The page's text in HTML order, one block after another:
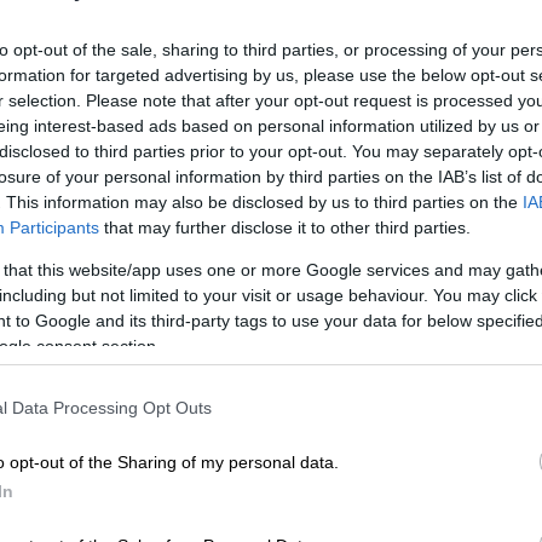
opt-out of the sale, sharing to third parties, or processing of your
for targeted advertising by us, please use the below opt-out
selection. Please note that after your opt-out request is processed
interest-based ads based on personal information utilized by us
to third parties prior to your opt-out. You may separately
of your personal information by third parties on the IAB’s list of
This information may also be disclosed by us to third parties on the
Participants that may further disclose it to other third parties.
that this website/app uses one or more Google services and may
but not limited to your visit or usage behaviour. You may
to Google and its third-party tags to use your data for below
consent section.
Data Processing Opt Outs
opt-out of the Sharing of my personal data.
του Snik, Μάρτα Αχαρονιάν,
πως βρίσκεται σε κίνδυνο. Αμέσως,
προάστια, όπου οι αστυνομικοί
πάθει κρίση πανικού, έπεσε και
να την ηρεμήσει.
media, θέλησε να δώσει πληροφορίες
μικρό πράγμα, έχει γίνει τεράστιο. Είμαι
καλά. Ό,τι έχετε ακούσει,